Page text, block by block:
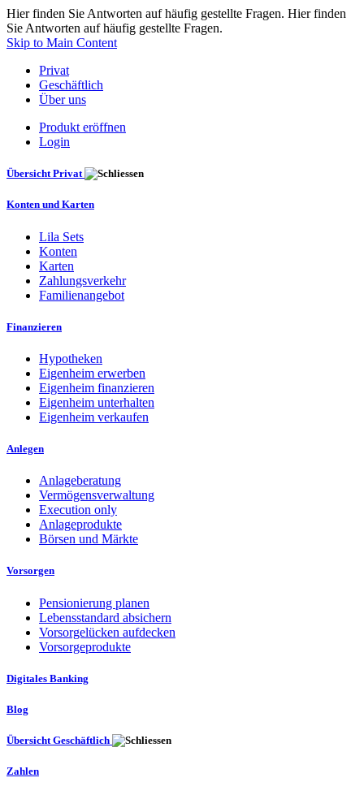
Hier finden Sie Antworten auf häufig gestellte Fragen. Hier finden
Sie Antworten auf häufig gestellte Fragen.
Skip to Main Content
Privat
Geschäftlich
Über uns
Produkt eröffnen
Login
Übersicht Privat
Konten und Karten
Lila Sets
Konten
Karten
Zahlungsverkehr
Familienangebot
Finanzieren
Hypotheken
Eigenheim erwerben
Eigenheim finanzieren
Eigenheim unterhalten
Eigenheim verkaufen
Anlegen
Anlageberatung
Vermögensverwaltung
Execution only
Anlageprodukte
Börsen und Märkte
Vorsorgen
Pensionierung planen
Lebensstandard absichern
Vorsorgelücken aufdecken
Vorsorgeprodukte
Digitales Banking
Blog
Übersicht Geschäftlich
Zahlen